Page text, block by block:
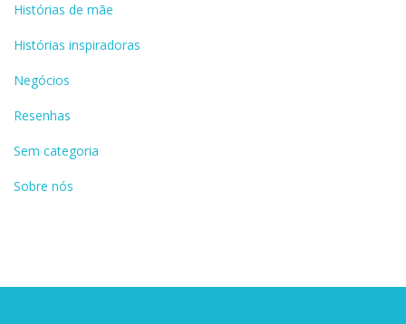
Histórias de mãe
Histórias inspiradoras
Negócios
Resenhas
Sem categoria
Sobre nós